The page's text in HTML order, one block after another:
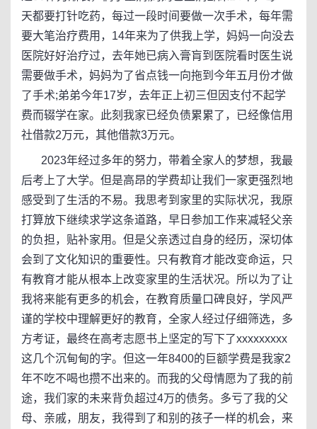
天都要打针吃药，每过一段时间要做一次手术，每年需
要大笔治疗费用，14年来为了供我上学，妈妈一向没去
医院好好治疗过，去年她已病入膏肓到医院看时医生说
需要做手术，妈妈为了省点钱一向拖到今年五月份才做
了手术;弟弟今年17岁，去年正上初三但因支付不起学
费而辍学在家。此刻我家已经负债累累了，已经像信用
社借款2万元，其他借款3万元。
2023年经过多年的努力，带着全家人的梦想，我最
后考上了大学。但是高昂的学费却让我们一家更强烈地
感受到了生活的不易。我思考到家里的实际状况，我原
打算放下继续求学这条道路，早日参加工作来减轻父亲
的负担，贴补家用。但是父亲透过自身的经历，深切体
会到了文化知识的重要性。只有教育才能改变命运，只
有教育才能从根本上改变家里的生活状况。所以为了让
我将来能有更多的机会，在教育质量口碑良好，学风严
谨的学校中理解更好的教育，全家人经过仔细筛选，多
方考证，最终在高考志愿书上坚定的写下了xxxxxxxxx
这几个沉甸甸的字。但这一年8400的巨额学费是我家2
年不吃不喝也攒不出来的。而我的父母情愿为了我的前
途，我们家的未来背负超过4万的债务。多亏了我的父
母、亲戚，朋友，我得到了和别的孩子一样的机会，来